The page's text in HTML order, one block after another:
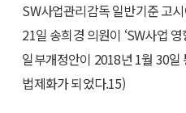
SW사업관리감독 일반기준 고
21일 송희경 의원이 ‘SW사업
일부개정안이 2018년 1월 30
법제화가 되었다.15)